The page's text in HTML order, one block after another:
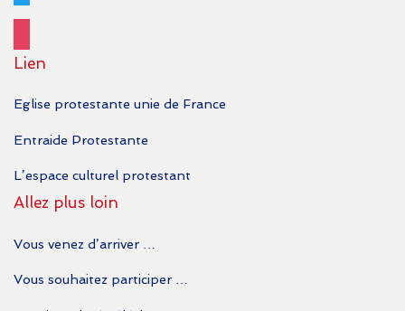
Lien
Eglise protestante unie de France
Entraide Protestante
L’espace culturel protestant
Allez plus loin
Vous venez d’arriver …
Vous souhaitez participer …